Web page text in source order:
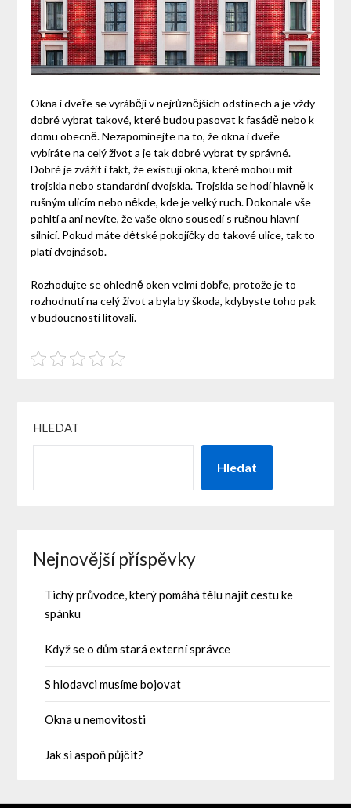
Okna i dveře se vyrábějí v nejrůznějších odstínech a je vždy
dobré vybrat takové, které budou pasovat k fasádě nebo k
domu obecně. Nezapomínejte na to, že okna i dveře
vybíráte na celý život a je tak dobré vybrat ty správné.
Dobré je zvážit i fakt, že existují okna, které mohou mít
trojskla nebo standardní dvojskla. Trojskla se hodí hlavně k
rušným ulicím nebo někde, kde je velký ruch. Dokonale vše
pohltí a ani nevíte, že vaše okno sousedí s rušnou hlavní
silnicí. Pokud máte dětské pokojíčky do takové ulice, tak to
platí dvojnásob.
Rozhodujte se ohledně oken velmi dobře, protože je to
rozhodnutí na celý život a byla by škoda, kdybyste toho pak
v budoucnosti litovali.
HLEDAT
Hledat
Nejnovější příspěvky
Tichý průvodce, který pomáhá tělu najít cestu ke
spánku
Když se o dům stará externí správce
S hlodavci musíme bojovat
Okna u nemovitosti
Jak si aspoň půjčit?